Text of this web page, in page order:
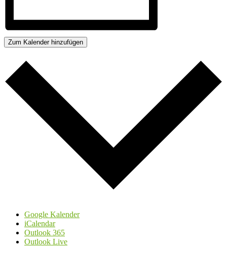
Zum Kalender hinzufügen
Google Kalender
iCalendar
Outlook 365
Outlook Live